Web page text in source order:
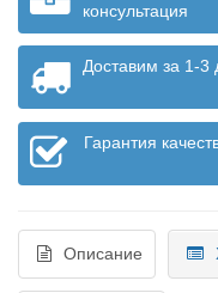
консультация
Доставим за 1-3
Гарантия
Описание